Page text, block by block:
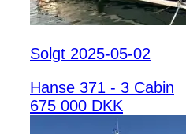
Solgt 2025-05-02
Hanse 371 - 3 Cabin
675 000 DKK